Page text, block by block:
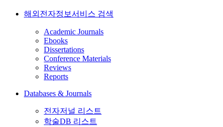
해외전자정보서비스 검색
Academic Journals
Ebooks
Dissertations
Conference Materials
Reviews
Reports
Databases & Journals
전자저널 리스트
학술DB 리스트